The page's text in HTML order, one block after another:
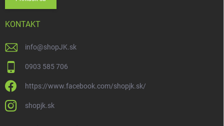
KONTAKT
info@shopJK.sk
0903 585 706
https://www.facebook.com/shopjk.sk/
shopjk.sk